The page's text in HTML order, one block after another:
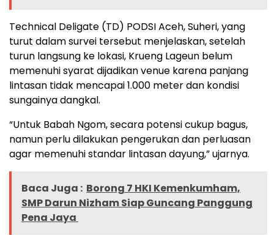
Technical Deligate (TD) PODSI Aceh, Suheri, yang
turut dalam survei tersebut menjelaskan, setelah
turun langsung ke lokasi, Krueng Lageun belum
memenuhi syarat dijadikan venue karena panjang
lintasan tidak mencapai 1.000 meter dan kondisi
sungainya dangkal.
“Untuk Babah Ngom, secara potensi cukup bagus,
namun perlu dilakukan pengerukan dan perluasan
agar memenuhi standar lintasan dayung,” ujarnya.
Baca Juga : Borong 7 HKI Kemenkumham,
SMP Darun Nizham Siap Guncang Panggung
Pena Jaya